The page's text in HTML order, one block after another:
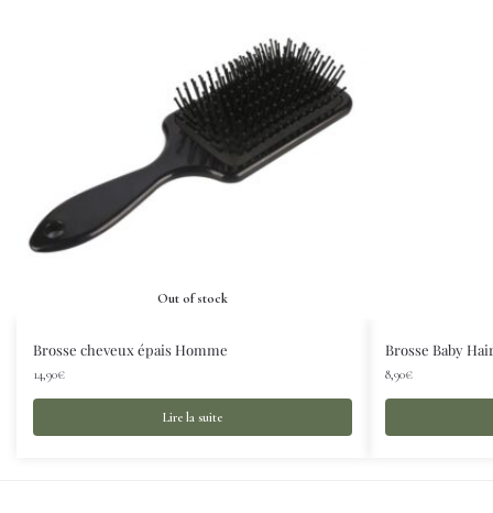
Out of stock
Brosse cheveux épais Homme
14,90€
Lire la suite
Brosse Baby
8,90€